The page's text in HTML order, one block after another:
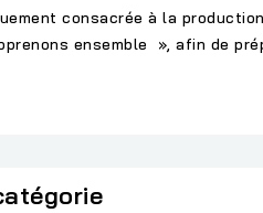
consacrée à la
ensemble », afin de